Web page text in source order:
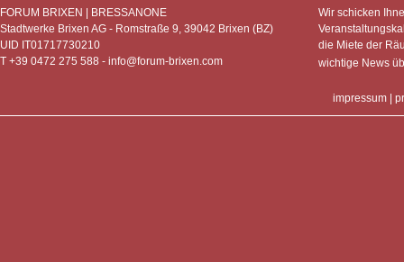
FORUM BRIXEN | BRESSANONE
Stadtwerke Brixen AG - Romstraße 9, 39042 Brixen (BZ)
UID IT01717730210
T +39 0472 275 588 - info@forum-brixen.com
Wir schicken
die Miete der
wichtige News
impressum